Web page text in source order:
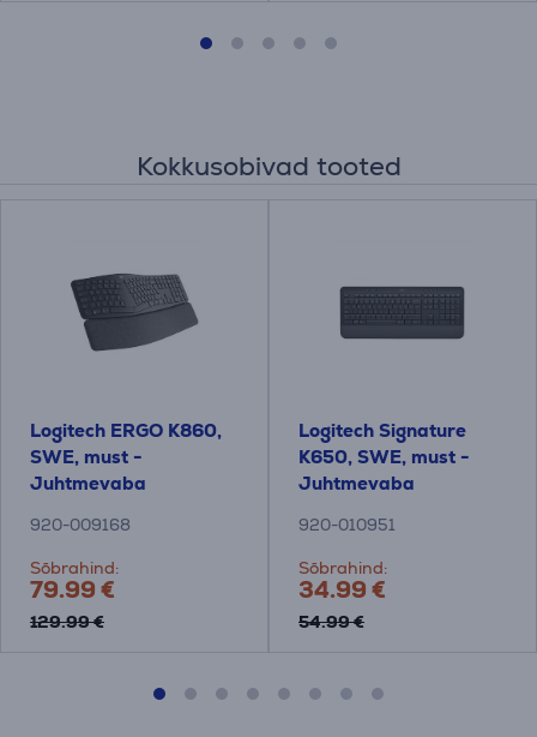
Kokkusobivad tooted
Logitech ERGO K860,
SWE, must -
Juhtmevaba
920-009168
Sõbrahind:
79.99 €
129.99 €
Logitech Signature
K650, SWE, must -
Juhtmevaba
920-010951
Sõbrahind:
34.99 €
54.99 €